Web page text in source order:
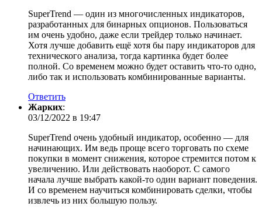
SuperTrend — один из многочисленных индикаторов,
разработанных для бинарных опционов. Пользоваться
им очень удобно, даже если трейдер только начинает.
Хотя лучше добавить ещё хотя бы пару индикаторов для
технического анализа, тогда картинка будет более
полной. Со временем можно будет оставить что-то одно,
либо так и использовать комбинированные варианты.
Ответить
Жарких:
03/12/2022 в 19:47
SuperTrend очень удобный индикатор, особенно — для
начинающих. Им ведь проще всего торговать по схеме
покупки в момент снижения, которое стремится потом к
увеличению. Или действовать наоборот. С самого
начала лучше выбрать какой-то один вариант поведения.
И со временем научиться комбинировать сделки, чтобы
извлечь из них большую пользу.